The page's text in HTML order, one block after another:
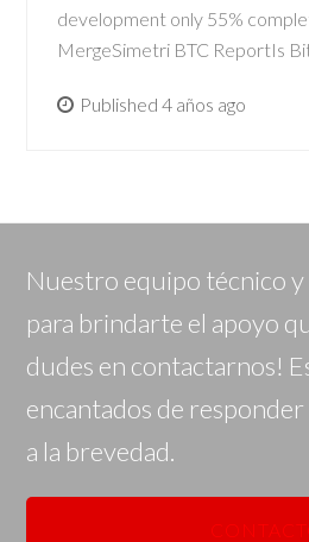
development only 55%
MergeSimetri BTC ReportIs
Published 4 años ago
Nuestro equipo técnico
para brindarte el apoyo
dudes en contactarnos!
encantados de
a la brevedad.